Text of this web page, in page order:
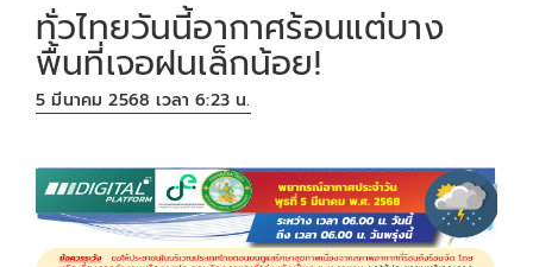
ทั่วไทยวันนี้อากาศร้อนแต่บาง
พื้นที่เจอฝนเล็กน้อย!
5 มีนาคม 2568 เวลา 6:23 น.